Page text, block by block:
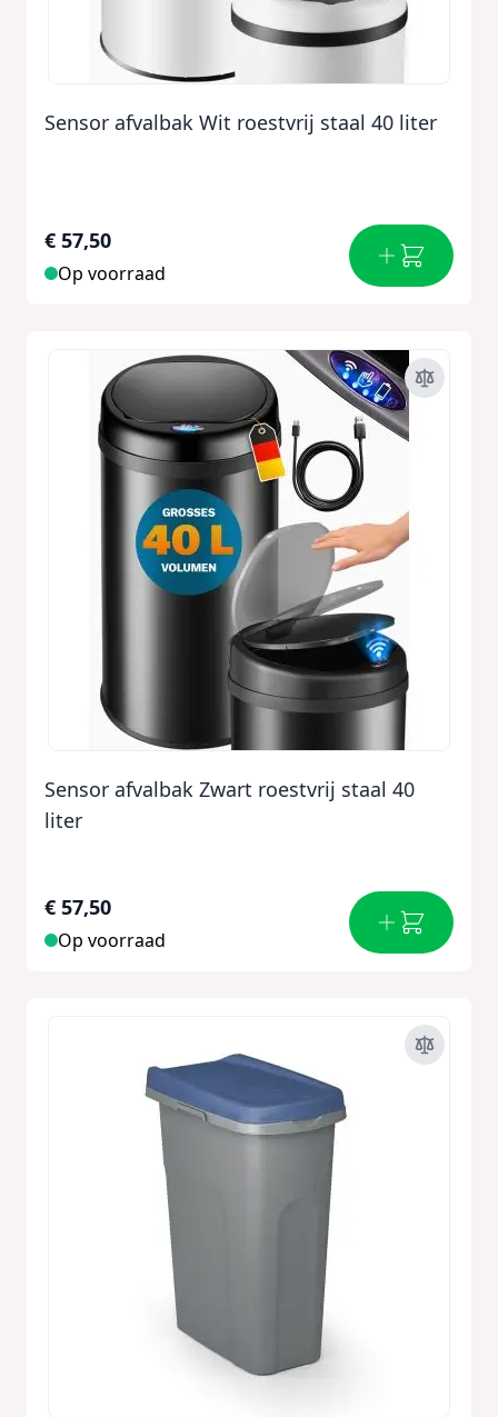
Sensor afvalbak Wit roestvrij staal 40 liter
€ 57,50
Op voorraad
Sensor afvalbak Zwart roestvrij staal 40
liter
€ 57,50
Op voorraad